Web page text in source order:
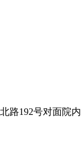
路192号对面院内